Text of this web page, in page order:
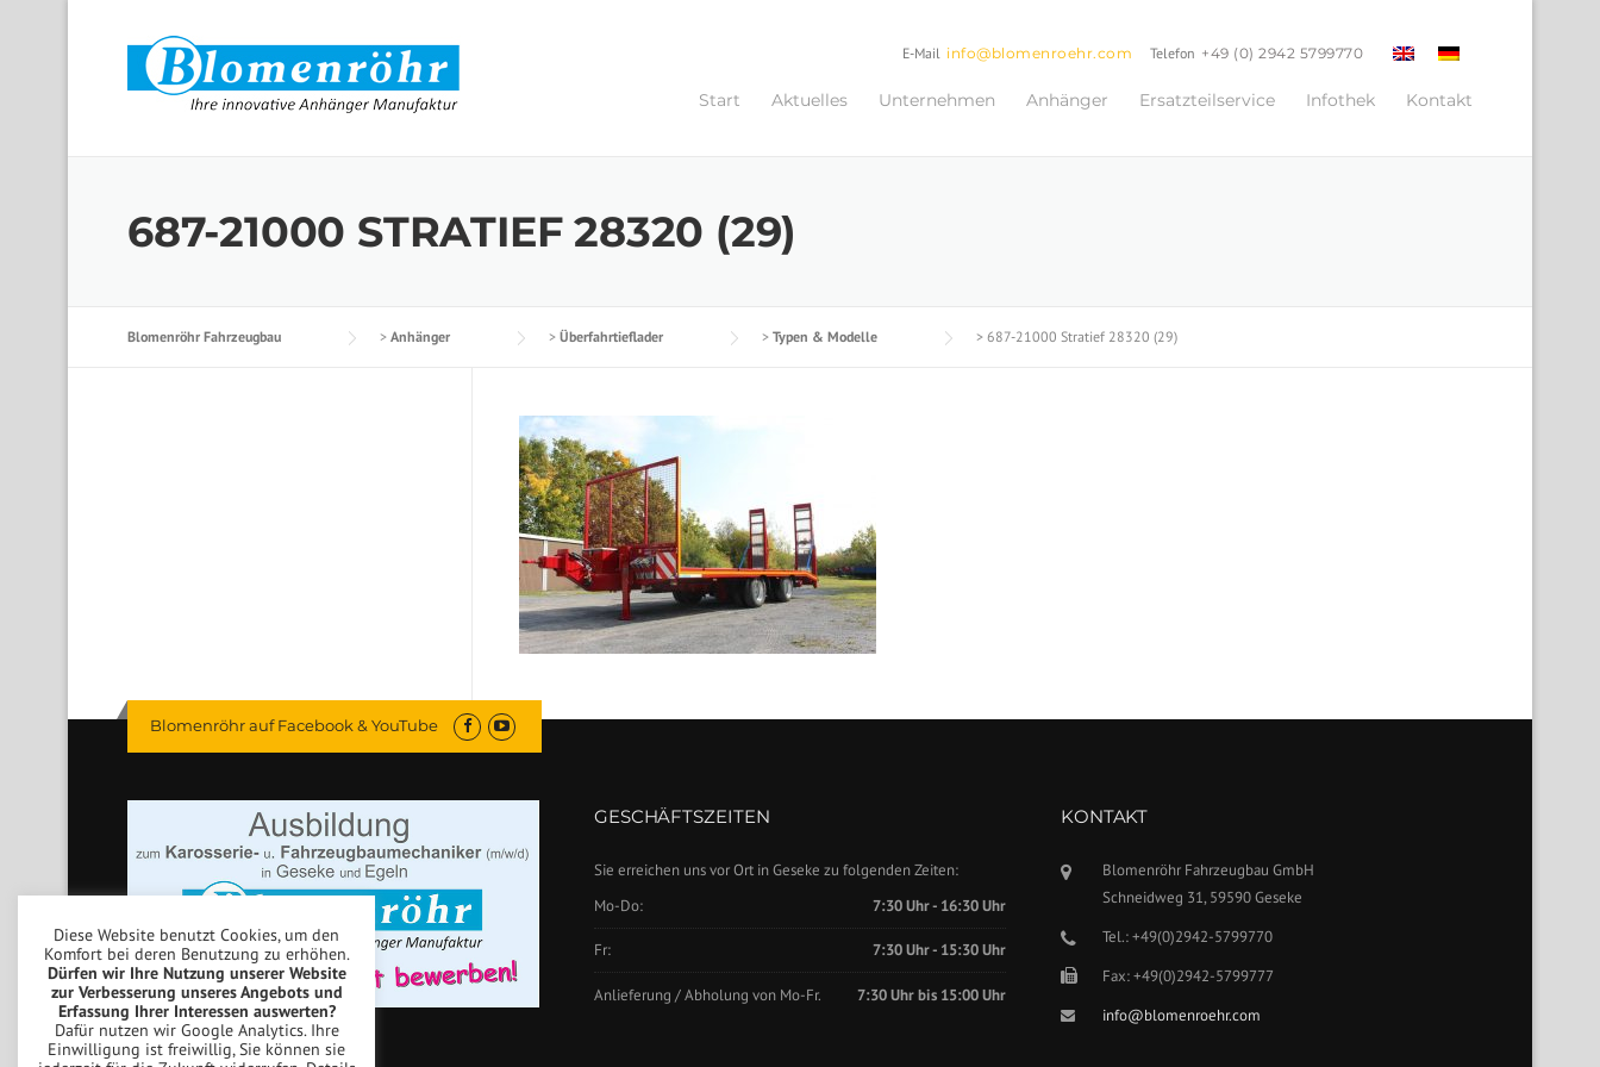
Telefon +49 (0) 2942 5799770
E-Mail info@blomenroehr.com
Start Aktuelles Unternehmen Anhänger Ersatzteilservice Infothek Kontakt
687-21000 STRATIEF 28320 (29)
Blomenröhr Fahrzeugbau > Anhänger > Überfahrtieflader > Typen & Modelle > 687-21000 Stratief 28320 (29)
Blomenröhr auf Facebook & YouTube
GESCHÄFTSZEITEN
Sie erreichen uns vor Ort in Geseke zu folgenden Zeiten:
Mo-Do:
7:30 Uhr - 16:30 Uhr
Fr: 7:30 Uhr - 15:30 Uhr
Anlieferung / Abholung von Mo-Fr. 7:30 Uhr bis 15:00 Uhr
KONTAKT
Blomenröhr Fahrzeugbau GmbH
Schneidweg 31, 59590 Geseke
Tel.: +49(0)2942-5799770
Fax: +49(0)2942-5799777
info@blomenroehr.com
Diese Website benutzt Cookies, um den
Komfort bei deren Benutzung zu erhöhen.
Dürfen wir Ihre Nutzung unserer Website
zur Verbesserung unseres Angebots und
Erfassung Ihrer Interessen auswerten?
Dafür nutzen wir Google Analytics. Ihre
Einwilligung ist freiwillig, Sie können sie